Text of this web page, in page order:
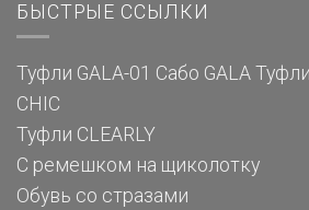
БЫСТРЫЕ ССЫЛКИ
Туфли GALA-01 Сабо GALA
CHIC
Туфли CLEARLY
С ремешком на щиколотку
Обувь со стразами